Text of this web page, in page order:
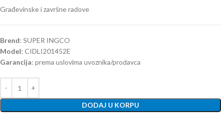
Građevinske i završne radove
Brend: SUPER INGCO
Model: CIDLI201452E
Garancija: prema uslovima uvoznika/prodavca
DODAJ U KORPU